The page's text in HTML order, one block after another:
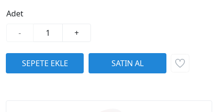
Adet
-
+